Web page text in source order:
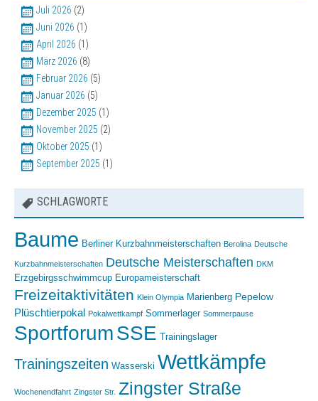
Juli 2026 (2)
Juni 2026 (1)
April 2026 (1)
März 2026 (8)
Februar 2026 (5)
Januar 2026 (5)
Dezember 2025 (1)
November 2025 (2)
Oktober 2025 (1)
September 2025 (1)
SCHLAGWORTE
Baume Berliner Kurzbahnmeisterschaften Berolina Deutsche
Kurzbahnmeisterschaften Deutsche Meisterschaften DKM
Erzgebirgsschwimmcup Europameisterschaft
Freizeitaktivitäten Klein Olympia Marienberg Pepelow
Plüschtierpokal Pokalwettkampf Sommerlager Sommerpause
SportforumSSE Trainingslager
Trainingszeiten Wasserski Wettkämpfe
Wochenendfahrt Zingster Str. Zingster Straße